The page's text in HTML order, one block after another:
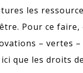
les
Pour ce
– vertes
ici que les droits